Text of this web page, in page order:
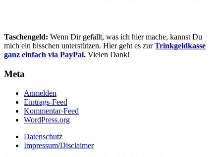
Taschengeld: Wenn Dir gefällt, was ich hier mache, kannst Du
mich ein bisschen unterstützen. Hier geht es zurTrinkgeldkasse
ganz einfach via PayPal. Vielen Dank!
Meta
Anmelden
Eintrags-Feed
Kommentar-Feed
WordPress.org
Datenschutz
Impressum/Disclaimer